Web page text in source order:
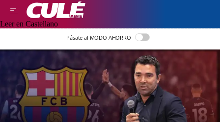
Leer en Castellano
Pásate al MODO AHORRO